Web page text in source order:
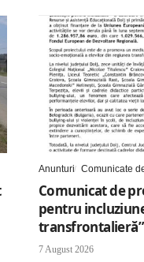
Anunturi Comunicate
Comunicat de
pentru
transfrontalieră”
7 August 2026